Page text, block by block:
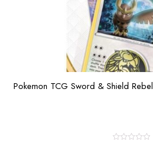
Pokemon TCG Sword & Shield